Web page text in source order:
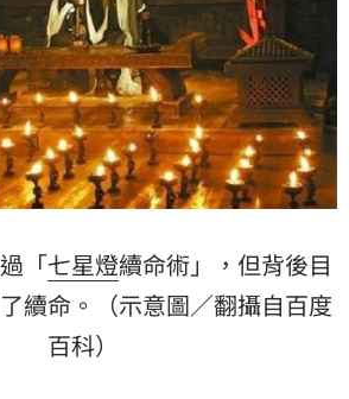
「七星燈續命術」，但背後目
續命。（示意圖／翻攝自百度
百科）